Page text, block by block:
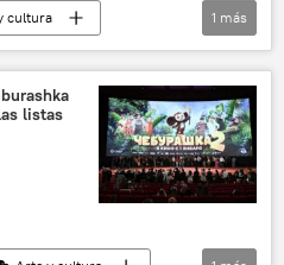
cultura
1 más
listas